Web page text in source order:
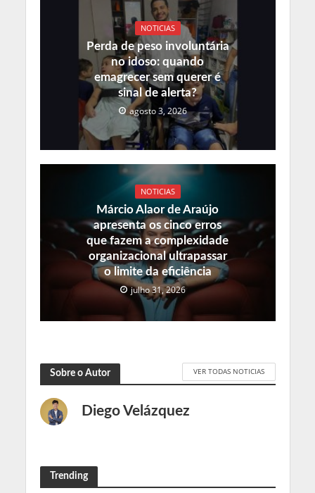
NOTICIAS
Perda de peso involuntária
no idoso: quando
emagrecer sem querer é
sinal de alerta?
agosto 3, 2026
NOTICIAS
Márcio Alaor de Araújo
apresenta os cinco erros
que fazem a complexidade
organizacional ultrapassar
o limite da eficiência
julho 31, 2026
Sobre o Autor VER TODAS NOTICIAS
Diego Velázquez
Trending